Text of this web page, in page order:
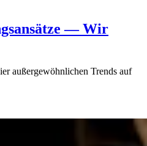
— Wir
außergewöhnlichen Trends auf